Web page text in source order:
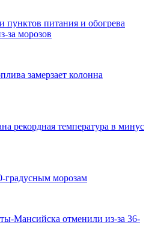
пунктов питания и обогрева
за морозов
замерзает колонна
рекордная температура в минус
градусным морозам
Мансийска отменили из-за 36-